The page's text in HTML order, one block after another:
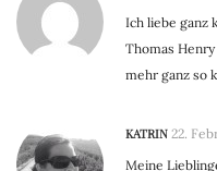
Ich liebe ganz
Thomas
mehr ganz so
KATRIN 22.
Meine